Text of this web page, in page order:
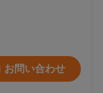
お問い合わせ